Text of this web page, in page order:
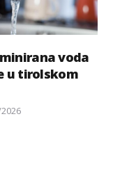
voda
u tirolskom